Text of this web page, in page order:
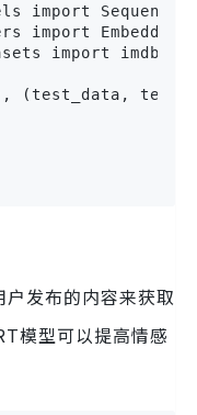
import
import Embedding,
import imdb
发布的内容来获取
模型可以提高情感